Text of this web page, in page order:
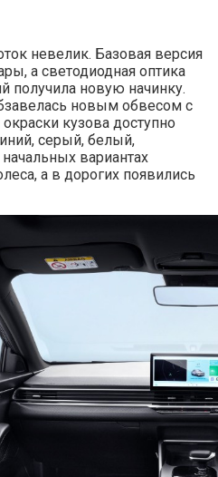
невелик. Базовая версия
а светодиодная оптика
получила новую начинку.
новым обвесом с
кузова доступно
серый, белый,
вариантах
а в дорогих появились